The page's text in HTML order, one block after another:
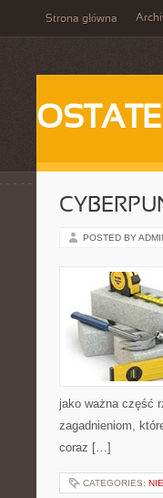
Strona główna
POSTED BY
jako ważna część
zagadnieniom,
coraz […]
CATEGORIES: